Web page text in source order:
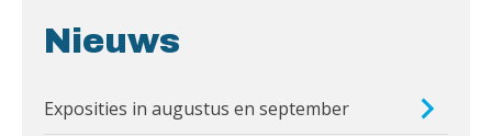
Nieuws
Exposities in augustus en september